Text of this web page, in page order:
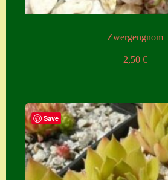
Zwergengnom
2,50 €
Save